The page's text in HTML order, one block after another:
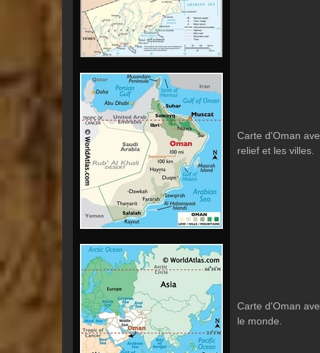
Carte d'Oman
relief et les villes.
Carte d'Oman
le monde.